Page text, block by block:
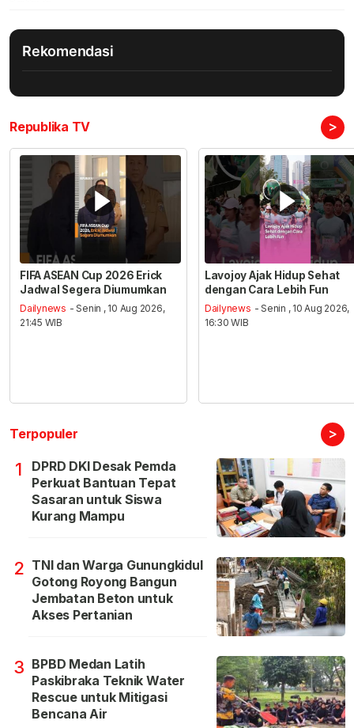
Rekomendasi
Republika TV >
FIFA ASEAN Cup 2026 Erick
Jadwal Segera Diumumkan
Dailynews - Senin , 10 Aug 2026,
21:45 WIB
Lavojoy Ajak Hidup Sehat
dengan Cara Lebih Fun
Dailynews - Senin , 10 Aug 2026,
16:30 WIB
Terpopuler >
1
DPRD DKI Desak Pemda
Perkuat Bantuan Tepat
Sasaran untuk Siswa
Kurang Mampu
2 TNI dan Warga Gunungkidul
Gotong Royong Bangun
Jembatan Beton untuk
Akses Pertanian
3 BPBD Medan Latih
Paskibraka Teknik Water
Rescue untuk Mitigasi
Bencana Air